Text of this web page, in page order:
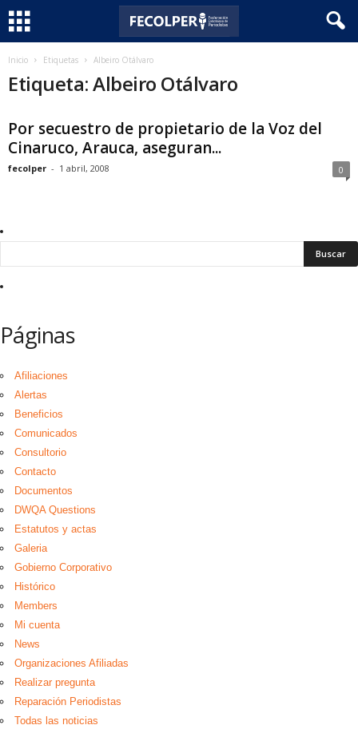
p
e
Inicio Etiquetas Albeiro Otálvaro
Etiqueta: Albeiro Otálvaro
Por secuestro de propietario de la Voz del
Cinaruco, Arauca, aseguran...
fecolper - 1 abril, 2008 0
Páginas
Afiliaciones
Alertas
Beneficios
Comunicados
Consultorio
Contacto
Documentos
DWQA Questions
Estatutos y actas
Galeria
Gobierno Corporativo
Histórico
Members
Mi cuenta
News
Organizaciones Afiliadas
Realizar pregunta
Reparación Periodistas
Todas las noticias